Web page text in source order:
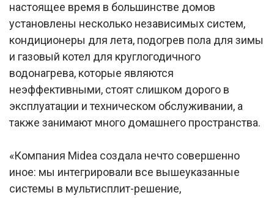
настоящее время в большинстве домов
установлены несколько независимых систем,
кондиционеры для лета, подогрев пола для зимы
и газовый котел для круглогодичного
водонагрева, которые являются
неэффективными, стоят слишком дорого в
эксплуатации и техническом обслуживании, а
также занимают много домашнего пространства.
«Компания Midea создала нечто совершенно
иное: мы интегрировали все вышеуказанные
системы в мультисплит-решение,